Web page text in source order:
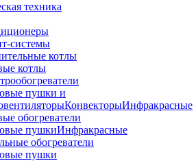
техника
системы
котлы
котлы
пушки и
КонвекторыИнфракрасные
обогреватели
пушкиИнфракрасные
обогреватели
пушки